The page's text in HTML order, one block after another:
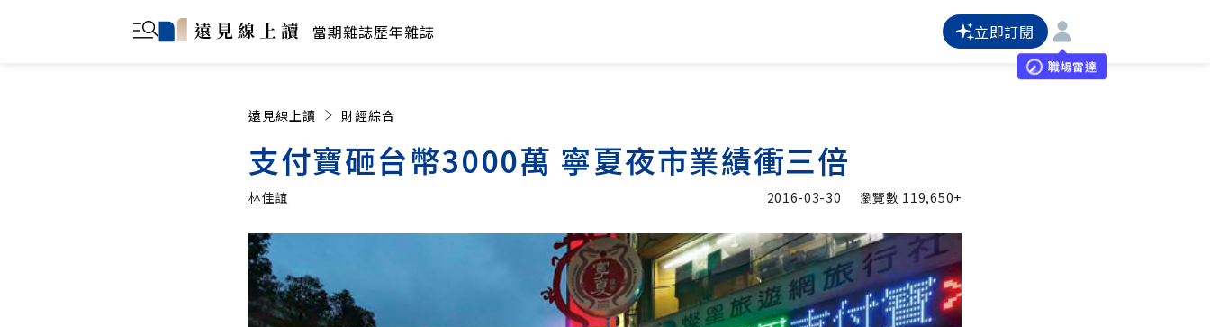
當期雜誌歷年雜誌 立即訂閱
職場雷達
遠見線上讀 財經綜合
支付寶砸台幣3000萬 寧夏夜市業績衝三倍
林佳誼 2016-03-30 瀏覽數 119,650+